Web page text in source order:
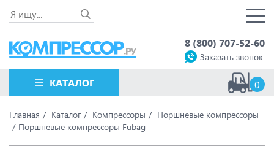
8 (800) 707-52-60
Заказать звонок
КАТАЛОГ 0
Главная Каталог Компрессоры
Поршневые компрессоры
Поршневые компрессоры Fubag